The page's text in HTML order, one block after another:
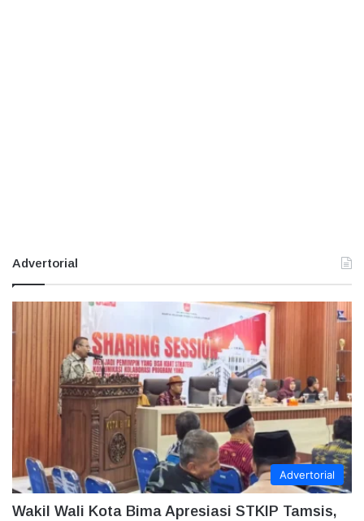
Advertorial
Advertorial
Wakil Wali Kota Bima Apresiasi STKIP Tamsis,